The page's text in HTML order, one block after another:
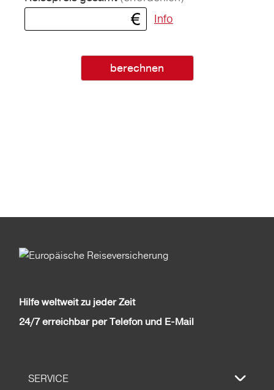
Info
berechnen
Hilfe weltweit zu jeder Zeit
24/7 erreichbar per Telefon und E-Mail
SERVICE